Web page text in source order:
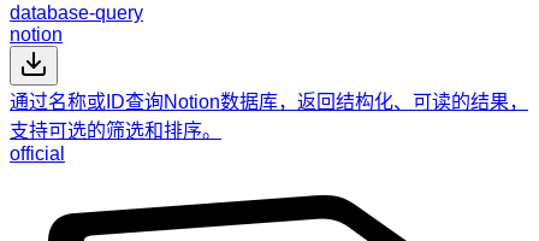
database-query
notion
通过名称或ID查询Notion数据库，返回结构化、可读的结果，
支持可选的筛选和排序。
official